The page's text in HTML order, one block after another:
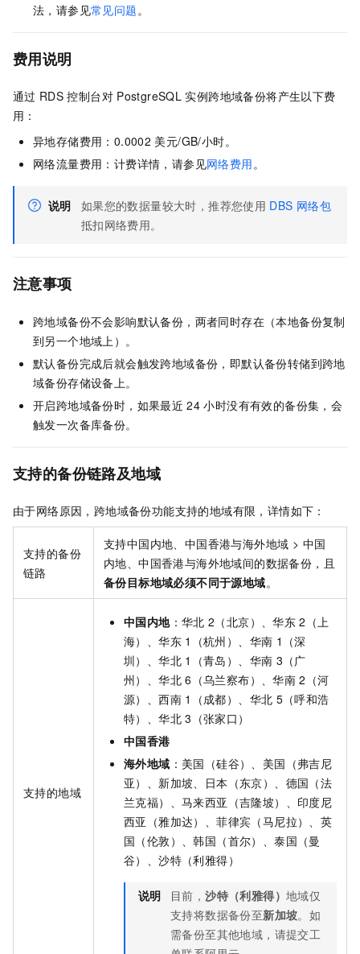
法，请参见常见问题。
费用说明
通过 RDS 控制台对 PostgreSQL 实例跨地域备份将产生以下费
用：
异地存储费用： 0.0002 美元/GB/小时。
网络流量费用：计费详情，请参见网络费用。
说明 如果您的数据量较大时，推荐您使用 DBS 网络包
抵扣网络费用。
注意事项
跨地域备份不会影响默认备份，两者同时存在（本地备份复制
到另一个地域上）。
默认备份完成后就会触发跨地域备份，即默认备份转储到跨地
域备份存储设备上。
开启跨地域备份时，如果最近 24 小时没有有效的备份集，会
触发一次备库备份。
支持的备份链路及地域
由于网络原因，跨地域备份功能支持的地域有限，详情如下：
支持的备份
链路
支持中国内地、中国香港与海外地域 > 中国
内地、中国香港与海外地域间的数据备份，且
备份目标地域必须不同于源地域。
支持的地域
中国内地：华北 2（北京）、华东 2（上
海）、华东 1（杭州）、华南 1（深
圳）、华北 1（青岛）、华南 3（广
州）、华北 6（乌兰察布）、华南 2（河
源）、西南 1（成都）、华北 5（呼和浩
特）、华北 3（张家口）
中国香港
海外地域 ：美国（硅谷）、美国（弗吉尼
亚）、新加坡、日本（东京）、德国（法
兰克福）、马来西亚（吉隆坡）、印度尼
西亚（雅加达）、菲律宾（马尼拉）、英
国（伦敦）、韩国（首尔）、泰国（曼
谷）、沙特（利雅得）
说明 目前，沙特（利雅得）地域仅
支持将数据备份至新加坡。如
需备份至其他地域，请提交工